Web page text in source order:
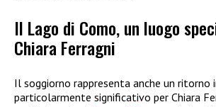
Il Lago di Como, un luogo
Chiara Ferragni
Il soggiorno rappresenta anche un ritorno
particolarmente significativo per Chiara